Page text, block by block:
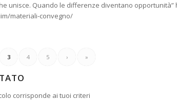
unisce. Quando le differenze diventano
materiali-convegno/
3 4 5 › »
corrisponde ai tuoi criteri